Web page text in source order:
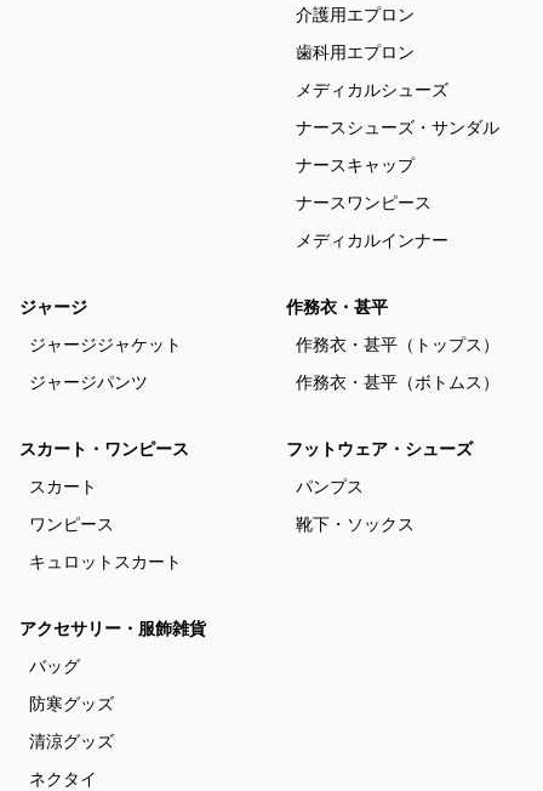
介護用エプロン
歯科用エプロン
メディカルシューズ
ナースシューズ・サンダル
ナースキャップ
ナースワンピース
メディカルインナー
ジャージ
ジャージジャケット
ジャージパンツ
作務衣・甚平
作務衣・甚平（トップス）
作務衣・甚平（ボトムス）
スカート・ワンピース
スカート
ワンピース
キュロットスカート
フットウェア・シューズ
パンプス
靴下・ソックス
アクセサリー・服飾雑貨
バッグ
防寒グッズ
清涼グッズ
ネクタイ